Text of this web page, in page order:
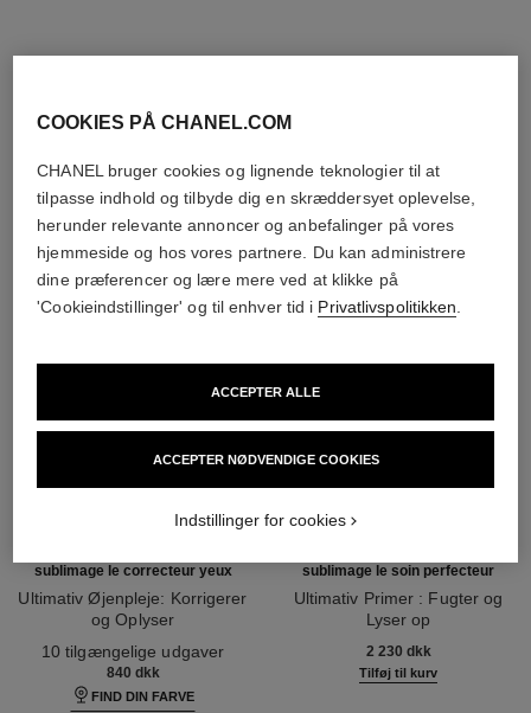
THE PERFECT MATCH
sublimage le correcteur yeux
Ultimativ Øjenpleje: Korrigerer
og Oplyser
10 tilgængelige udgaver
840 dkk
FIND DIN FARVE
sublimage le soin perfecteur
Ultimativ Primer : Fugter og
Lyser op
2 230 dkk
Tilføj til kurv
COOKIES PÅ CHANEL.COM
CHANEL bruger cookies og lignende teknologier til at
tilpasse indhold og tilbyde dig en skræddersyet oplevelse,
herunder relevante annoncer og anbefalinger på vores
hjemmeside og hos vores partnere. Du kan administrere
dine præferencer og lære mere ved at klikke på
'Cookieindstillinger' og til enhver tid i Privatlivspolitikken
ACCEPTER NØDVENDIGE COOKIES
ACCEPTER ALLE
Indstillinger for cookies